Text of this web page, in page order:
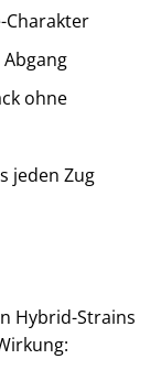
Charakter
ohne
jeden Zug
Hybrid-Strains